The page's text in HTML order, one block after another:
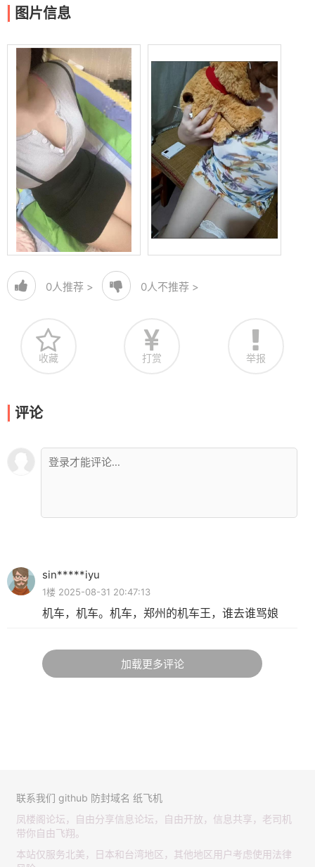
图片信息
0人推荐 > 0人不推荐 >
收藏 打赏 举报
评论
sin*****iyu
1楼 2025-08-31 20:47:13
机车，机车。机车，郑州的机车王，谁去谁骂娘
加载更多评论
联系我们 github 防封域名 纸飞机
凤楼阁论坛，自由分享信息论坛，自由开放，信息共享，老司机
带你自由飞翔。
本站仅服务北美，日本和台湾地区，其他地区用户考虑使用法律